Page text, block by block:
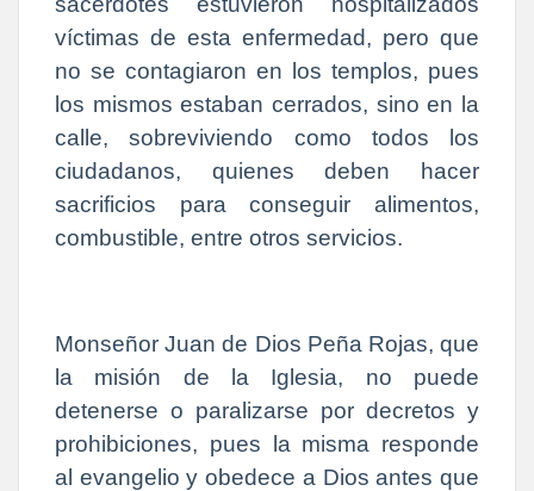
víctimas de esta enfermedad, pero que
no se contagiaron en los templos, pues
los mismos estaban cerrados, sino en la
calle, sobreviviendo como todos los
ciudadanos, quienes deben hacer
sacrificios para conseguir alimentos,
combustible, entre otros servicios.
Monseñor Juan de Dios Peña Rojas, que
la misión de la Iglesia, no puede
detenerse o paralizarse por decretos y
prohibiciones, pues la misma responde
al evangelio y obedece a Dios antes que